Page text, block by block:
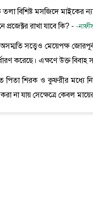
বিশিষ্ট মসজিদে মাইকের
প্রজেক্টর রাখা যাবে কি? - -
সত্ত্বেও মেয়েপক্ষ
করেছে। এক্ষণে উক্ত বিবাহ
শিরক ও কুফরীর মধ্যে
না যায় সেক্ষেত্রে কেবল